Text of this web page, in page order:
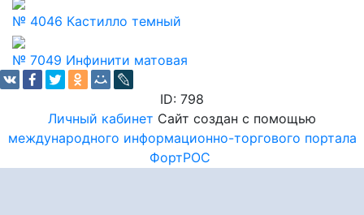
№ 4046 Кастилло темный
№ 7049 Инфинити матовая
ID: 798
Личный кабинет Сайт создан с помощью
международного информационно-торгового портала
ФортРОС